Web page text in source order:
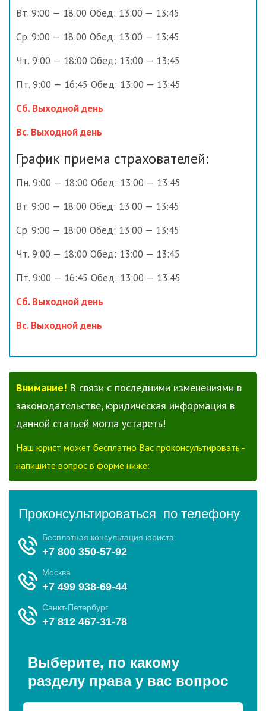
Вт. 9:00 — 18:00 Обед: 13:00 — 13:45
Ср. 9:00 — 18:00 Обед: 13:00 — 13:45
Чт. 9:00 — 18:00 Обед: 13:00 — 13:45
Пт. 9:00 — 16:45 Обед: 13:00 — 13:45
Сб. Выходной день
Вс. Выходной день
График приема страхователей:
Пн. 9:00 — 18:00 Обед: 13:00 — 13:45
Вт. 9:00 — 18:00 Обед: 13:00 — 13:45
Ср. 9:00 — 18:00 Обед: 13:00 — 13:45
Чт. 9:00 — 18:00 Обед: 13:00 — 13:45
Пт. 9:00 — 16:45 Обед: 13:00 — 13:45
Сб. Выходной день
Вс. Выходной день
Внимание! В связи с последними изменениями в
законодательстве, юридическая информация в
данной статьей могла устареть!
Наш юрист может бесплатно Вас проконсультировать -
напишите вопрос в форме ниже: